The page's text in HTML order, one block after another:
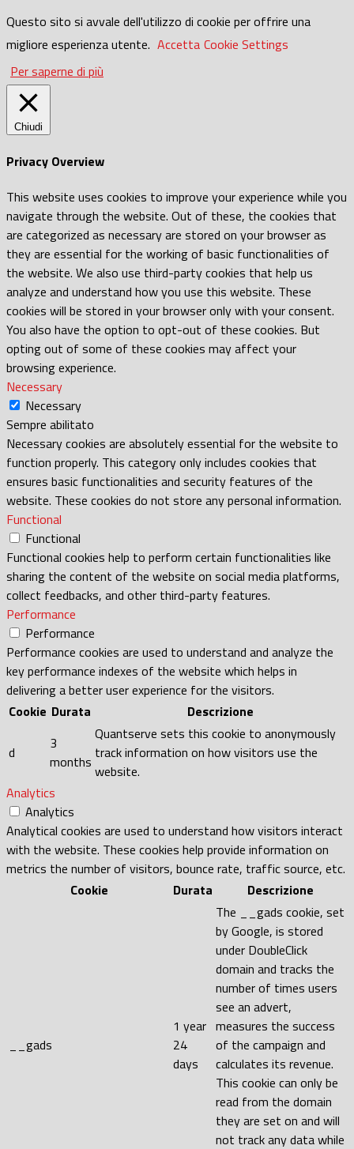
Questo sito si avvale dell'utilizzo di cookie per offrire una
migliore esperienza utente. Accetta Cookie Settings
Per saperne di più
Chiudi
Privacy Overview
This website uses cookies to improve your experience while you
navigate through the website. Out of these, the cookies that
are categorized as necessary are stored on your browser as
they are essential for the working of basic functionalities of
the website. We also use third-party cookies that help us
analyze and understand how you use this website. These
cookies will be stored in your browser only with your consent.
You also have the option to opt-out of these cookies. But
opting out of some of these cookies may affect your
browsing experience.
Necessary
Necessary
Sempre abilitato
Necessary cookies are absolutely essential for the website to
function properly. This category only includes cookies that
ensures basic functionalities and security features of the
website. These cookies do not store any personal information.
Functional
Functional
Functional cookies help to perform certain functionalities like
sharing the content of the website on social media platforms,
collect feedbacks, and other third-party features.
Performance
Performance
Performance cookies are used to understand and analyze the
key performance indexes of the website which helps in
delivering a better user experience for the visitors.
Cookie Durata Descrizione
d
3
months
Quantserve sets this cookie to anonymously
track information on how visitors use the
website.
Analytics
Analytics
Analytical cookies are used to understand how visitors interact
with the website. These cookies help provide information on
metrics the number of visitors, bounce rate, traffic source, etc.
Cookie
Durata Descrizione
__gads
1 year
24
days
The __gads cookie, set
by Google, is stored
under DoubleClick
domain and tracks the
number of times users
see an advert,
measures the success
of the campaign and
calculates its revenue.
This cookie can only be
read from the domain
they are set on and will
not track any data while